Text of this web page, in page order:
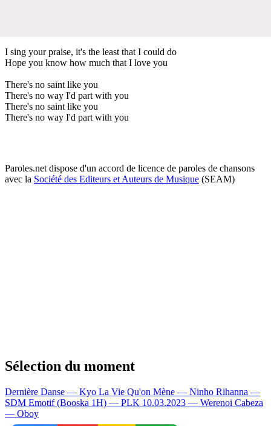
I sing your praise, it's the least that I could do
Hope you know how much that I love you
There's no saint like you
There's no way I'd part with you
There's no saint like you
There's no way I'd part with you
Paroles.net dispose d'un accord de licence de paroles de chansons
avec la Société des Editeurs et Auteurs de Musique (SEAM)
Sélection du moment
Dernière Danse — Kyo La Vie Qu'on Mène — Ninho Rihanna —
SDM Emotif (Booska 1H) — PLK 10.03.2023 — Werenoi Cabeza
— Oboy